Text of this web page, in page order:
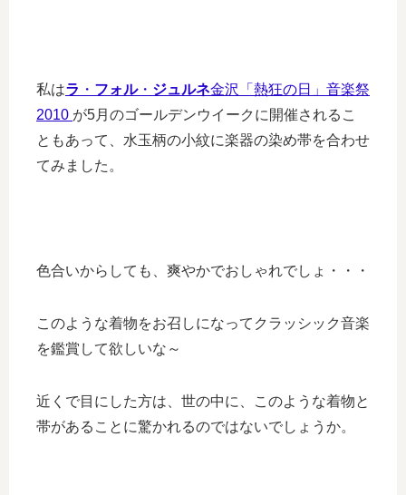
私はラ ・ フォル・ ジュルネ金沢「熱狂の日」音楽祭
2010 が5月のゴールデンウイークに開催されるこ
ともあって、水玉柄の小紋に楽器の染め帯を合わせ
てみました。
色合いからしても、爽やかでおしゃれでしょ・・・
このような着物をお召しになってクラッシック音楽
を鑑賞して欲しいな～
近くで目にした方は、世の中に、このような着物と
帯があることに驚かれるのではないでしょうか。